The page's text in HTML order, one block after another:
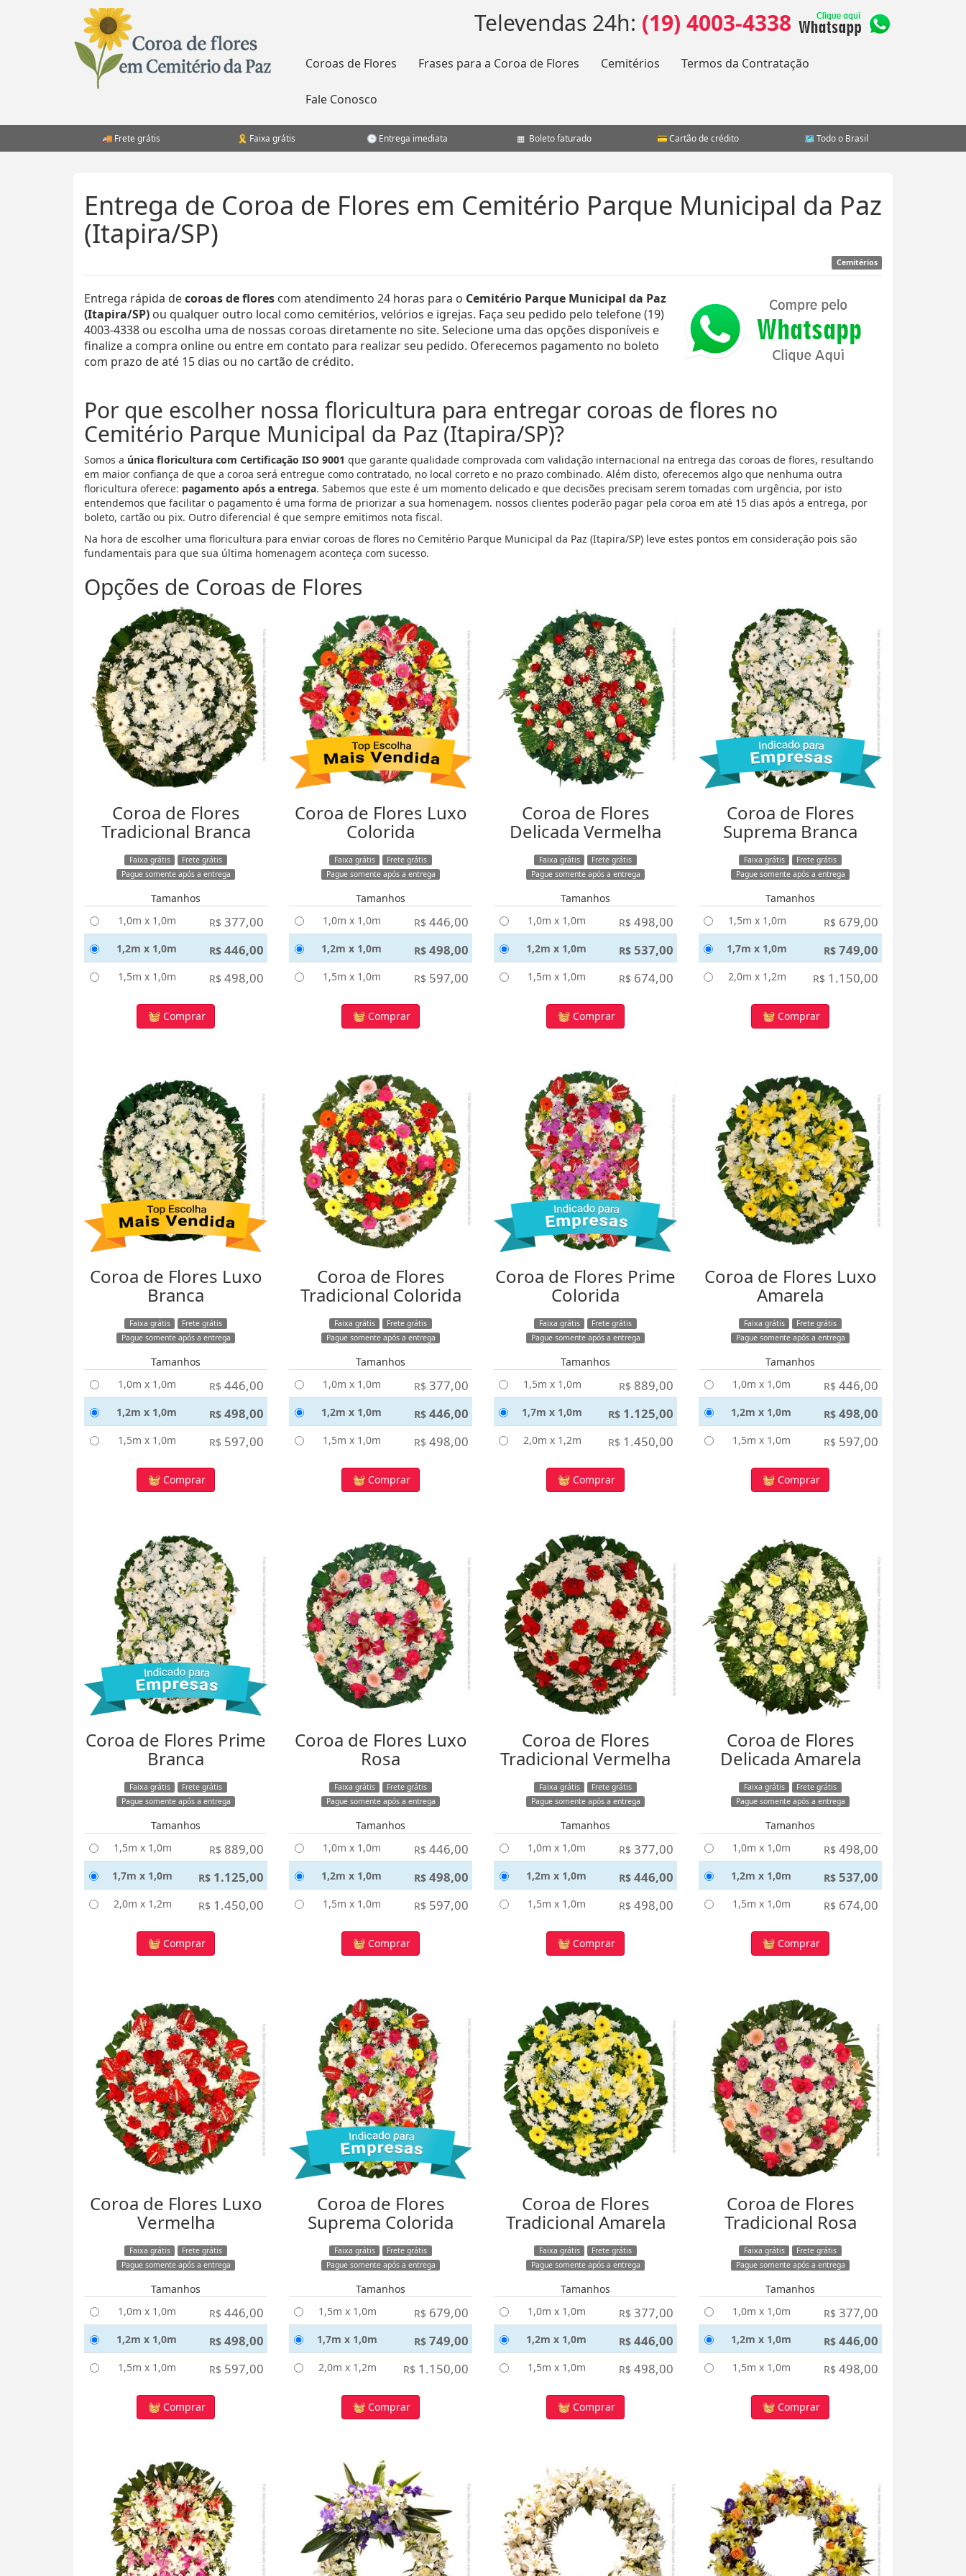
Televendas 24h: (19) 4003-4338
Coroas de Flores Frases para a Coroa de Flores Cemitérios Termos da Contratação
Fale Conosco
Frete grátis Faixa grátis Entrega imediata Boleto faturado Cartão de crédito Todo o Brasil
Entrega de Coroa de Flores em Cemitério Parque Municipal da Paz
(Itapira/SP)
Cemitérios
Entrega rápida decoroas de flores com atendimento 24 horas para o Cemitério Parque Municipal da Paz
(Itapira/SP) ou qualquer outro local como cemitérios, velórios e igrejas. Faça seu pedido pelo telefone (19)
4003-4338 ou escolha uma de nossas coroas diretamente no site. Selecione uma das opções disponíveis e
finalize a compra online ou entre em contato para realizar seu pedido. Oferecemos pagamento no boleto
com prazo de até 15 dias ou no cartão de crédito.
Por que escolher nossa floricultura para entregar coroas de flores no
Cemitério Parque Municipal da Paz (Itapira/SP)?
Somos a única floricultura com Certificação ISO 9001 que garante qualidade comprovada com validação internacional na entrega das coroas de flores, resultando
em maior confiança de que a coroa será entregue como contratado, no local correto e no prazo combinado. Além disto, oferecemos algo que nenhuma outra
floricultura oferece: pagamento após a entrega. Sabemos que este é um momento delicado e que decisões precisam serem tomadas com urgência, por isto
entendemos que facilitar o pagamento é uma forma de priorizar a sua homenagem. nossos clientes poderão pagar pela coroa em até 15 dias após a entrega, por
boleto, cartão ou pix. Outro diferencial é que sempre emitimos nota fiscal.
Na hora de escolher uma floricultura para enviar coroas de flores no Cemitério Parque Municipal da Paz (Itapira/SP) leve estes pontos em consideração pois são
fundamentais para que sua última homenagem aconteça com sucesso.
Opções de Coroas de Flores
Coroa de Flores
Tradicional Branca
Faixa grátis
Frete grátis
Pague somente após a entrega
Tamanhos
1,0m x 1,0m
R$ 377,00
1,2m x 1,0m R$ 446,00
1,5m x 1,0m R$ 498,00
Comprar
Coroa de Flores Luxo
Colorida
Faixa grátis
Frete grátis
Pague somente após a entrega
Tamanhos
1,0m x 1,0m
R$ 446,00
1,2m x 1,0m R$ 498,00
1,5m x 1,0m R$ 597,00
Comprar
Coroa de Flores
Delicada Vermelha
Faixa grátis
Frete grátis
Pague somente após a entrega
Tamanhos
1,0m x 1,0m
R$ 498,00
1,2m x 1,0m R$ 537,00
1,5m x 1,0m R$ 674,00
Comprar
Coroa de Flores
Suprema Branca
Faixa grátis
Frete grátis
Pague somente após a entrega
Tamanhos
1,5m x 1,0m
R$ 679,00
1,7m x 1,0m R$ 749,00
2,0m x 1,2m R$ 1.150,00
Comprar
Coroa de Flores Luxo
Branca
Faixa grátis
Frete grátis
Pague somente após a entrega
Tamanhos
1,0m x 1,0m
R$ 446,00
1,2m x 1,0m R$ 498,00
1,5m x 1,0m R$ 597,00
Comprar
Coroa de Flores
Tradicional Colorida
Faixa grátis
Frete grátis
Pague somente após a entrega
Tamanhos
1,0m x 1,0m
R$ 377,00
1,2m x 1,0m R$ 446,00
1,5m x 1,0m R$ 498,00
Comprar
Coroa de Flores Prime
Colorida
Faixa grátis
Frete grátis
Pague somente após a entrega
Tamanhos
1,5m x 1,0m
R$ 889,00
1,7m x 1,0m R$ 1.125,00
2,0m x 1,2m R$ 1.450,00
Comprar
Coroa de Flores Luxo
Amarela
Faixa grátis
Frete grátis
Pague somente após a entrega
Tamanhos
1,0m x 1,0m
R$ 446,00
1,2m x 1,0m R$ 498,00
1,5m x 1,0m R$ 597,00
Comprar
Coroa de Flores Prime
Branca
Faixa grátis
Frete grátis
Pague somente após a entrega
Tamanhos
1,5m x 1,0m
R$ 889,00
1,7m x 1,0m R$ 1.125,00
2,0m x 1,2m R$ 1.450,00
Comprar
Coroa de Flores Luxo
Rosa
Faixa grátis
Frete grátis
Pague somente após a entrega
Tamanhos
1,0m x 1,0m
R$ 446,00
1,2m x 1,0m R$ 498,00
1,5m x 1,0m R$ 597,00
Comprar
Coroa de Flores
Tradicional Vermelha
Faixa grátis
Frete grátis
Pague somente após a entrega
Tamanhos
1,0m x 1,0m
R$ 377,00
1,2m x 1,0m R$ 446,00
1,5m x 1,0m R$ 498,00
Comprar
Coroa de Flores
Delicada Amarela
Faixa grátis
Frete grátis
Pague somente após a entrega
Tamanhos
1,0m x 1,0m
R$ 498,00
1,2m x 1,0m R$ 537,00
1,5m x 1,0m R$ 674,00
Comprar
Coroa de Flores Luxo
Vermelha
Faixa grátis
Frete grátis
Pague somente após a entrega
Tamanhos
1,0m x 1,0m
R$ 446,00
1,2m x 1,0m R$ 498,00
1,5m x 1,0m R$ 597,00
Comprar
Coroa de Flores
Suprema Colorida
Faixa grátis
Frete grátis
Pague somente após a entrega
Tamanhos
1,5m x 1,0m
R$ 679,00
1,7m x 1,0m R$ 749,00
2,0m x 1,2m R$ 1.150,00
Comprar
Coroa de Flores
Tradicional Amarela
Faixa grátis
Frete grátis
Pague somente após a entrega
Tamanhos
1,0m x 1,0m
R$ 377,00
1,2m x 1,0m R$ 446,00
1,5m x 1,0m R$ 498,00
Comprar
Coroa de Flores
Tradicional Rosa
Faixa grátis
Frete grátis
Pague somente após a entrega
Tamanhos
1,0m x 1,0m
R$ 377,00
1,2m x 1,0m R$ 446,00
1,5m x 1,0m R$ 498,00
Comprar